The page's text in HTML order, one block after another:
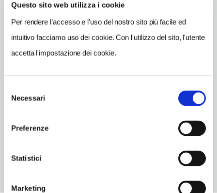
Questo sito web utilizza i cookie
Per rendere l’accesso e l’uso del nostro sito più facile ed
intuitivo facciamo uso dei cookie. Con l'utilizzo del sito, l'utente
accetta l'impostazione dei cookie.
delNecessari
Preferenze
Statistici
Marketing
www.hotelfunivia.it
info@hotelfunivia.it
NUMERO COPERTI